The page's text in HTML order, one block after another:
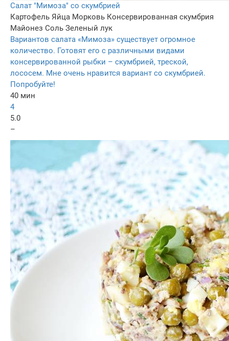
Салат "Мимоза" со скумбрией
Картофель Яйца Морковь Консервированная скумбрия
Майонез Соль Зеленый лук
Вариантов салата «Мимоза» существует огромное
количество. Готовят его с различными видами
консервированной рыбки – скумбрией, треской,
лососем. Мне очень нравится вариант со скумбрией.
Попробуйте!
40 мин
4
5.0
–